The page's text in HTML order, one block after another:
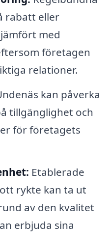
rabatt eller
med
företagen
relationer.
kan påverka
tillgänglighet och
för företagets
Etablerade
rykte kan ta ut
av den kvalitet
erbjuda sina